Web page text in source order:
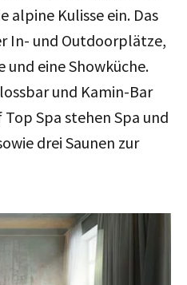
alpine Kulisse ein. Das
In- und Outdoorplätze,
eine Showküche.
und Kamin-Bar
Spa stehen Spa und
drei Saunen zur